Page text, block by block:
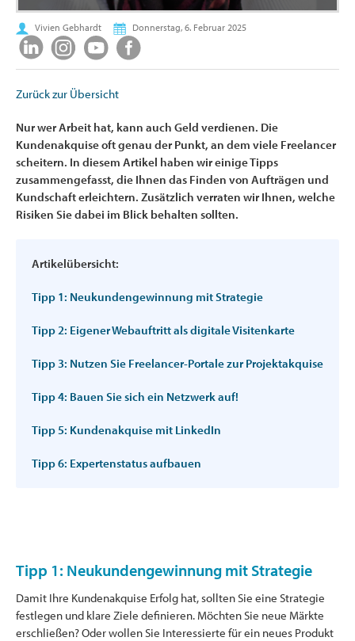
Vivien Gebhardt Donnerstag, 6. Februar 2025
Zurück zur Übersicht
Nur wer Arbeit hat, kann auch Geld verdienen. Die
Kundenakquise oft genau der Punkt, an dem viele Freelancer
scheitern. In diesem Artikel haben wir einige Tipps
zusammengefasst, die Ihnen das Finden von Aufträgen und
Kundschaft erleichtern. Zusätzlich verraten wir Ihnen, welche
Risiken Sie dabei im Blick behalten sollten.
Artikelübersicht:
Tipp 1: Neukundengewinnung mit Strategie
Tipp 2: Eigener Webauftritt als digitale Visitenkarte
Tipp 3: Nutzen Sie Freelancer-Portale zur Projektakquise
Tipp 4: Bauen Sie sich ein Netzwerk auf!
Tipp 5: Kundenakquise mit LinkedIn
Tipp 6: Expertenstatus aufbauen
Tipp 1: Neukundengewinnung mit Strategie
Damit Ihre Kundenakquise Erfolg hat, sollten Sie eine Strategie
festlegen und klare Ziele definieren. Möchten Sie neue Märkte
erschließen? Oder wollen Sie Interessierte für ein neues Produkt